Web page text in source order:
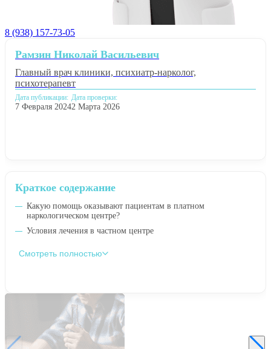
8 (938) 157-73-05
Краткое содержание
Какую помощь оказывают пациентам в платном
наркологическом центре?
Условия лечения в частном центре
Смотреть полностью
Рамзин Николай Васильевич
Главный врач клиники, психиатр-нарколог,
психотерапевт
Дата публикации:
7 Февраля 2024
Дата проверки:
2 Марта 2026